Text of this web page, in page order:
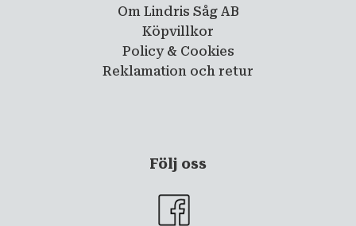
Om Lindris Såg AB
Köpvillkor
Policy & Cookies
Reklamation och retur
Följ oss